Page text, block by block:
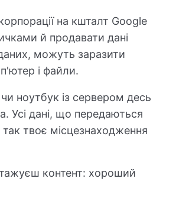
на кшталт Google
й продавати дані
можуть заразити
і файли.
ноутбук із сервером десь
Усі дані, що передаються
так твоє місцезнаходження
контент: хороший